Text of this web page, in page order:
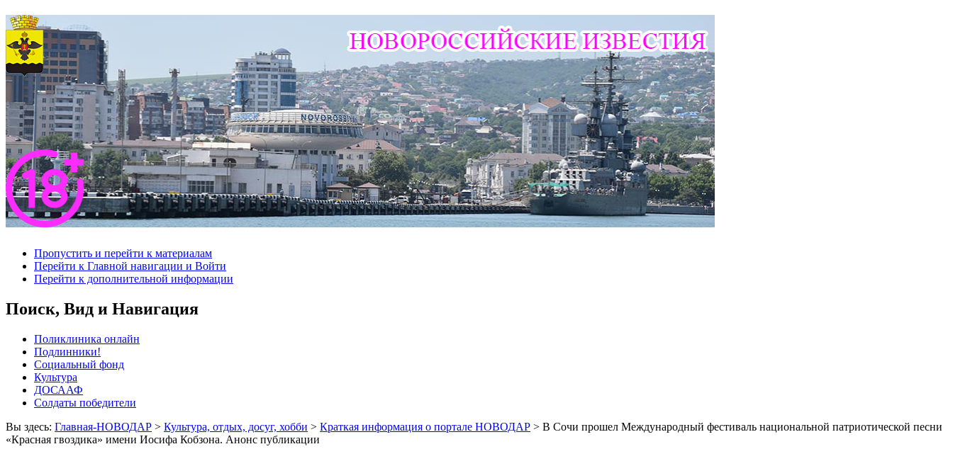
Пропустить и перейти к материалам
Перейти к Главной навигации и Войти
Перейти к дополнительной информации
Поиск, Вид и Навигация
Поликлиника онлайн
Подлинники!
Социальный фонд
Культура
ДОСААФ
Солдаты победители
Вы здесь: Главная-НОВОДАР > Культура, отдых, досуг, хобби > Краткая информация о портале НОВОДАР > В Сочи прошел Международный фестиваль национальной патриотической песни
«Красная гвоздика» имени Иосифа Кобзона. Анонс публикации